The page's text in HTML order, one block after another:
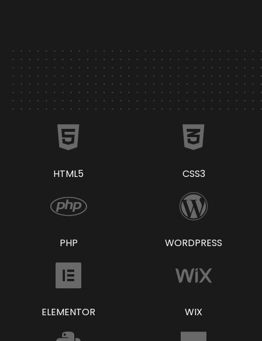
HTML5 CSS3
PHP WORDPRESS
ELEMENTOR WIX